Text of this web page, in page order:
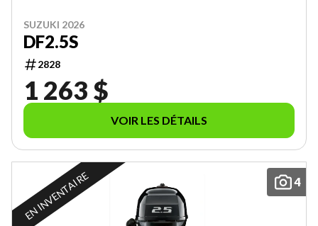
SUZUKI 2026
DF2.5S
2828
1 263 $
VOIR LES DÉTAILS
4
EN INVENTAIRE